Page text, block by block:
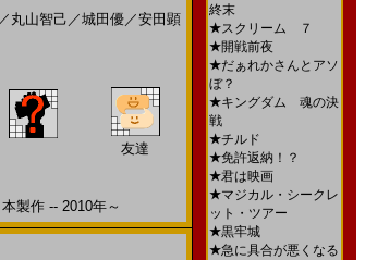
／ 丸山智己 ／城田優／安田顕
友達
製作 -- 2010年～
終末
★スクリーム ７
★開戦前夜
★だぁれかさんとアソ
ぼ？
★キングダム 魂の決
戦
★チルド
★免許返納！？
★君は映画
★マジカル・シークレ
ット・ツアー
★黒牢城
★急に具合が悪くなる